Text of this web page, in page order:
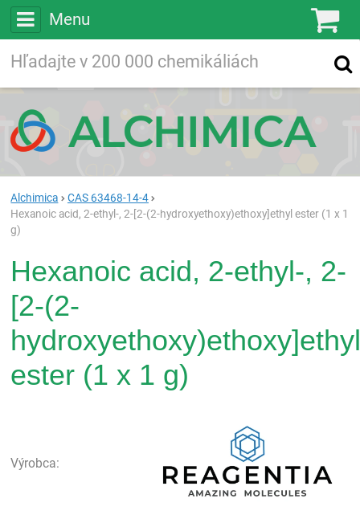
Menu
Vyhľadávanie
Alchimica
CAS 63468-14-4
Hexanoic acid, 2-ethyl-, 2-[2-(2-hydroxyethoxy)ethoxy]ethyl ester (1 x 1
g)
Hexanoic acid, 2-ethyl-, 2-
[2-(2-
ester (1 x 1 g)
Výrobca: